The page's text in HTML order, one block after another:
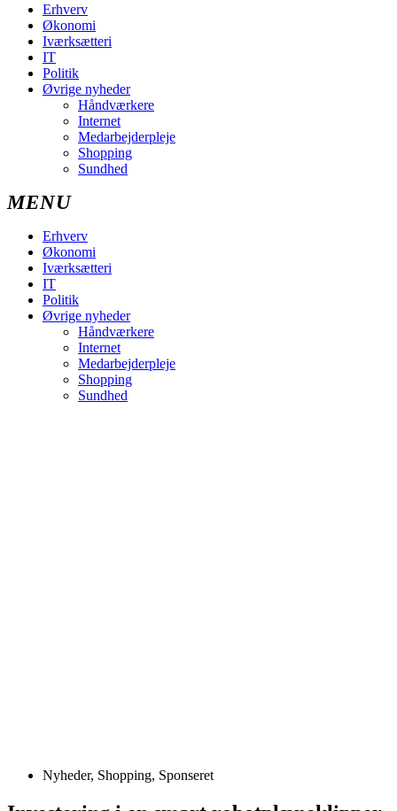
Erhverv
Økonomi
Iværksætteri
IT
Politik
Øvrige nyheder
Håndværkere
Internet
Medarbejderpleje
Shopping
Sundhed
Erhverv
Økonomi
Iværksætteri
IT
Politik
Øvrige nyheder
Håndværkere
Internet
Medarbejderpleje
Shopping
Sundhed
Nyheder, Shopping, Sponseret